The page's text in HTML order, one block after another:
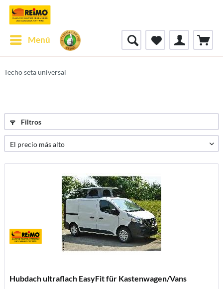
Menú
Techo seta universal
Filtros
Hubdach ultraflach EasyFit für Kastenwagen/Vans